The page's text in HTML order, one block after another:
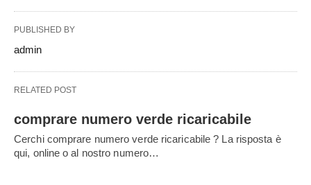
PUBLISHED BY
admin
RELATED POST
comprare numero verde ricaricabile
Cerchi comprare numero verde ricaricabile ? La risposta è
qui, online o al nostro numero…